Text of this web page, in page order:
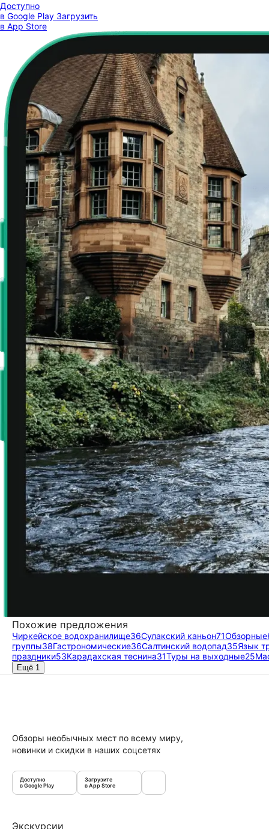
Доступно
в Google Play Загрузить
в App Store
Похожие предложения
Чиркейское водохранилище36Сулакский каньон71Обзорные
группы38Гастрономические36Салтинский водопад35Язык
праздники53Карадахская теснина31Туры на выходные25
Ещё 1
Обзоры необычных мест по всему миру,
новинки и скидки в наших соцсетях
Доступно
в Google Play
Загрузите
в App Store
Экскурсии